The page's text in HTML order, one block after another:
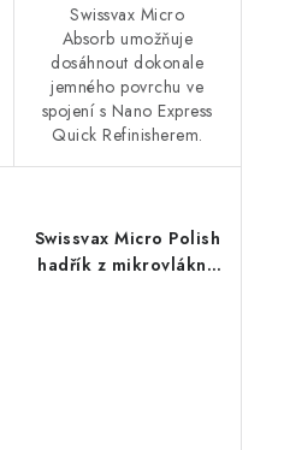
Swissvax Micro
Absorb umožňuje
dosáhnout dokonale
jemného povrchu ve
spojení s Nano Express
Quick Refinisherem.
Swissvax Micro Polish
hadřík z mikrovlákna